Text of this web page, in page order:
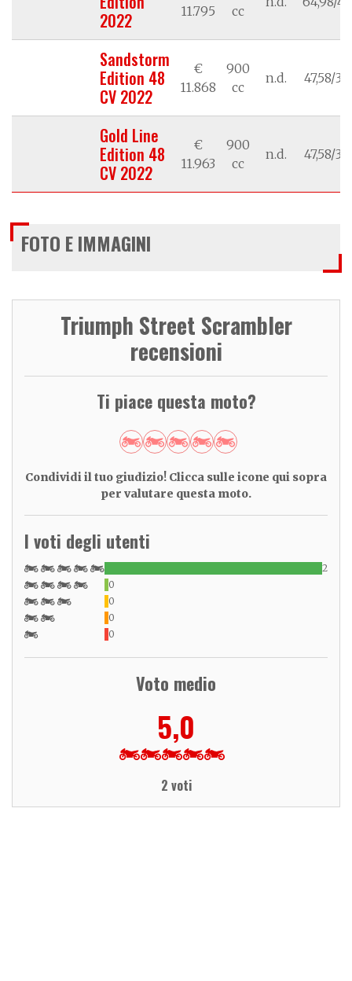
2022
11.795 cc
Sandstorm
Edition 48
CV 2022
€
11.868
900
cc
n.d. 47,58/
Gold Line
Edition 48
CV 2022
€
11.963
900
cc
n.d. 47,58/
FOTO E IMMAGINI
Triumph Street Scrambler
recensioni
Ti piace questa moto?
Condividi il tuo giudizio! Clicca sulle icone qui sopra
per valutare questa moto.
I voti degli utenti
2
0
0
0
0
Voto medio
5,0
2 voti